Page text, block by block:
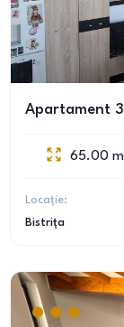
Apartament
65.00 m
Locație:
Bistrița